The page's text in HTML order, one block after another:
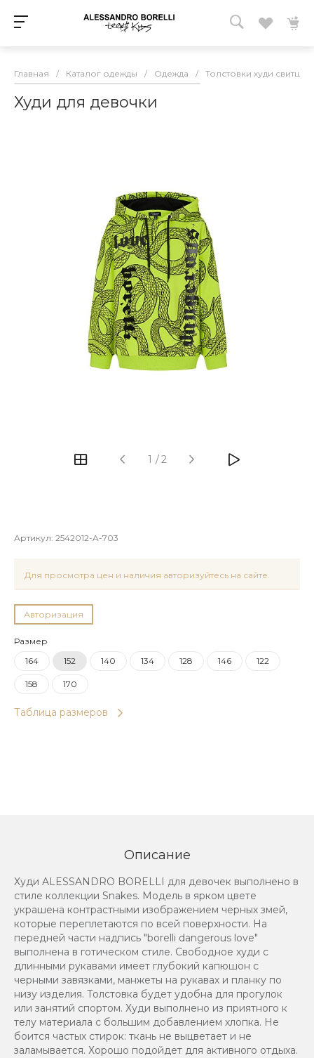
Главная / Каталог одежды / Одежда / Толстовки худи
Худи для девочки
1 /2
Артикул: 2542012-A-703
Для просмотра цен и наличия авторизуйтесь на сайте.
Авторизация
Размер
164
152 140 134 128 146 122
158 170
Таблица размеров
Описание
Худи ALESSANDRO BORELLI для девочек выполнено в
стиле коллекции Snakes. Модель в ярком цвете
украшена контрастными изображением черных змей,
которые переплетаются по всей поверхности. На
передней части надпись "borelli dangerous love"
выполнена в готическом стиле. Свободное худи с
длинными рукавами имеет глубокий капюшон с
черными завязками, манжеты на рукавах и планку по
низу изделия. Толстовка будет удобна для прогулок
или занятий спортом. Худи выполнено из приятного к
телу материала с большим добавлением хлопка. Не
боится частых стирок: ткань не выцветает и не
заламывается. Хорошо подойдет для активного отдыха.